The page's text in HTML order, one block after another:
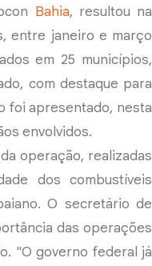
Bahia, resultou na
entre janeiro e março
em 25 municípios,
com destaque para
foi apresentado, nesta
envolvidos.
operação, realizadas
dos combustíveis
O secretário de
das operações
"O governo federal já